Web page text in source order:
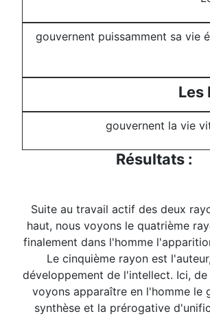
gouvernent puissamment sa vie
Les
gouvernent la vie
Résultats :
Suite au travail actif des deux
haut, nous voyons le quatrième
finalement dans l'homme
Le cinquième rayon est
développement de l'intellect. Ici, de
voyons apparaître en l'homme le
synthèse et la prérogative